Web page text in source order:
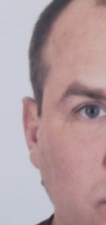
Перейти к основному